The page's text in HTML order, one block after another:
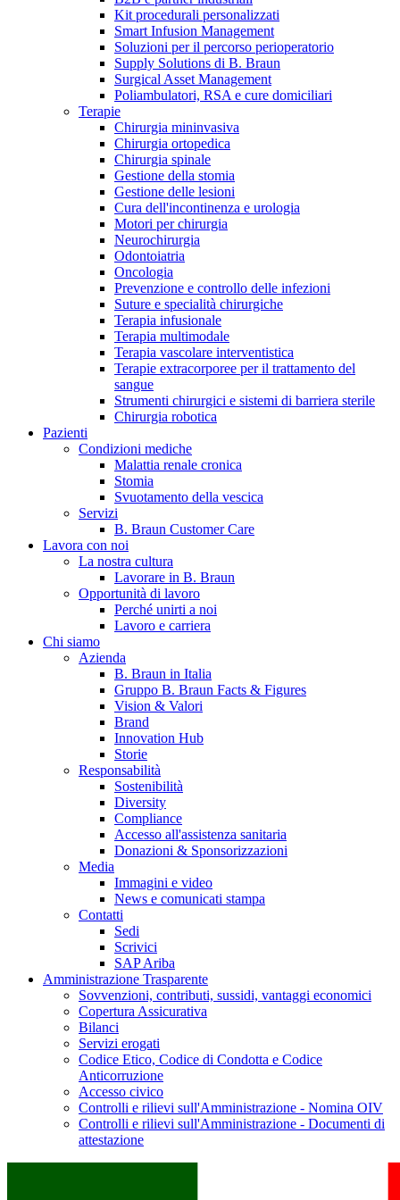
Catalogo prodotti
Trova il prodotto che stai cercando. Visita il catalogo B.
Braun con il nostro portfolio completo.
Hai domande o richieste? Scrivici per entrare subito in
contatto con un nostro referente.
B. Braun in Italia
Scopri chi siamo ed entra nel mondo di B. Braun in Italia: 4
sedi, 4 aziende, più di 700 dipendenti e un Centro di
Eccellenza a livello globale.
Kit procedurali personalizzati
Smart Infusion Management
Soluzioni per il percorso perioperatorio
Supply Solutions di B. Braun
Surgical Asset Management
Poliambulatori, RSA e cure domiciliari
Terapie
Chirurgia mininvasiva
Chirurgia ortopedica
Chirurgia spinale
Gestione della stomia
Gestione delle lesioni
Cura dell'incontinenza e urologia
Motori per chirurgia
Neurochirurgia
Odontoiatria
Oncologia
Prevenzione e controllo delle infezioni
Suture e specialità chirurgiche
Terapia infusionale
Terapia multimodale
Terapia vascolare interventistica
Terapie extracorporee per il trattamento del
sangue
Strumenti chirurgici e sistemi di barriera sterile
Chirurgia robotica
Pazienti
Condizioni mediche
Malattia renale cronica
Stomia
Svuotamento della vescica
Servizi
B. Braun Customer Care
Lavora con noi
La nostra cultura
Lavorare in B. Braun
Opportunità di lavoro
Perché unirti a noi
Lavoro e carriera
Chi siamo
Azienda
B. Braun in Italia
Gruppo B. Braun Facts & Figures
Vision & Valori
Brand
Innovation Hub
Storie
Responsabilità
Sostenibilità
Diversity
Compliance
Accesso all'assistenza sanitaria
Donazioni & Sponsorizzazioni
Media
Immagini e video
News e comunicati stampa
Contatti
Sedi
Scrivici
SAP Ariba
Amministrazione Trasparente
Sovvenzioni, contributi, sussidi, vantaggi economici
Copertura Assicurativa
Bilanci
Servizi erogati
Codice Etico, Codice di Condotta e Codice
Anticorruzione
Accesso civico
Controlli e rilievi sull'Amministrazione - Nomina OIV
Controlli e rilievi sull'Amministrazione - Documenti di
attestazione